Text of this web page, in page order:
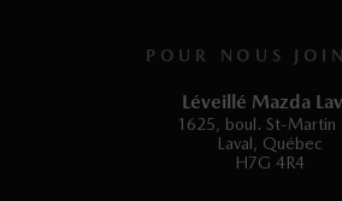
POUR NOUS
Léveillé Mazda
1625, boul. St-Martin
Laval, Québec
H7G 4R4